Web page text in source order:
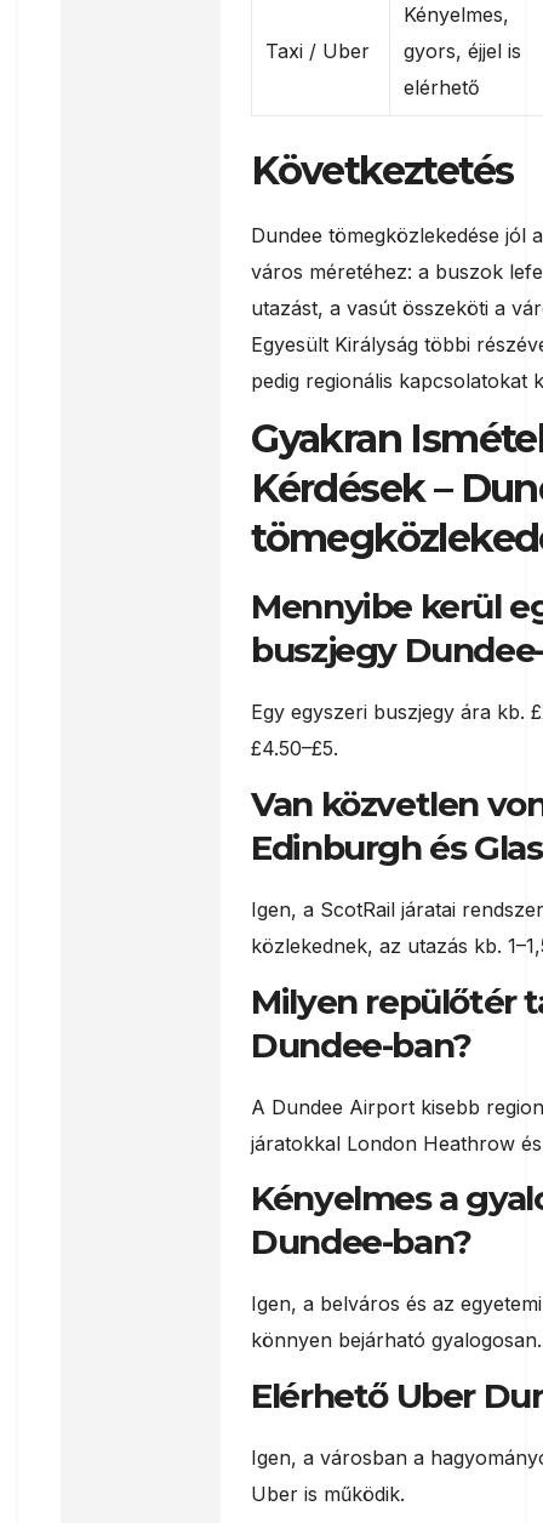
Taxi / Uber
Kényelmes,
gyors, éjjel is
elérhető
Következtetés
Dundee tömegközlekedése jól
város méretéhez: a buszok
utazást, a vasút összeköti a
Egyesült Királyság többi
pedig regionális kapcsolatokat
Gyakran
Kérdések –
Mennyibe kerül
buszjegy
Egy egyszeri buszjegy ára kb.
£4.50–£5.
Van közvetlen
Edinburgh és
Igen, a ScotRail járatai
közlekednek, az utazás kb.
Milyen repülőtér
Dundee-ban?
A Dundee Airport kisebb
járatokkal London Heathrow
Kényelmes a
Dundee-ban?
Igen, a belváros és az
könnyen bejárható gyalogosan.
Elérhető Uber
Igen, a városban a
Uber is működik.